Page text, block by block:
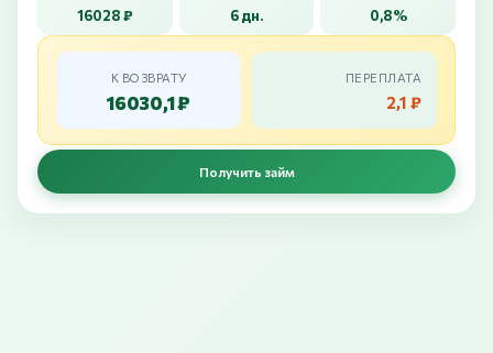
16028 ₽ 6 дн. 0,8%
К ВОЗВРАТУ
16030,1 ₽
ПЕРЕПЛАТА
2,1 ₽
Получить займ